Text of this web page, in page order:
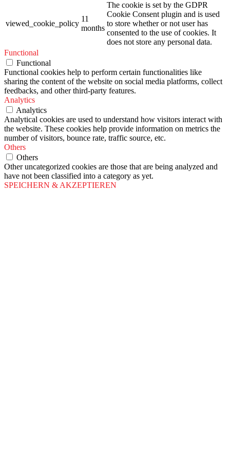
viewed_cookie_policy
11
months
The cookie is set by the GDPR
Cookie Consent plugin and is used
to store whether or not user has
consented to the use of cookies. It
does not store any personal data.
Functional
Functional
Functional cookies help to perform certain functionalities like
sharing the content of the website on social media platforms, collect
feedbacks, and other third-party features.
Analytics
Analytics
Analytical cookies are used to understand how visitors interact with
the website. These cookies help provide information on metrics the
number of visitors, bounce rate, traffic source, etc.
Others
Others
Other uncategorized cookies are those that are being analyzed and
have not been classified into a category as yet.
SPEICHERN & AKZEPTIEREN